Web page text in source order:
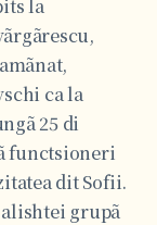
la
ca la
25 di
functsioneri
dit Sofii.
grupã